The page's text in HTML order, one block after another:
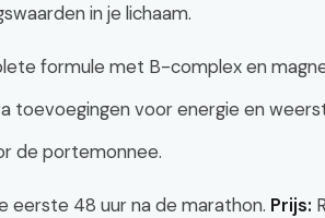
in je lichaam.
formule met B-complex en
toevoegingen voor energie en
de portemonnee.
eerste 48 uur na de marathon. Prijs: